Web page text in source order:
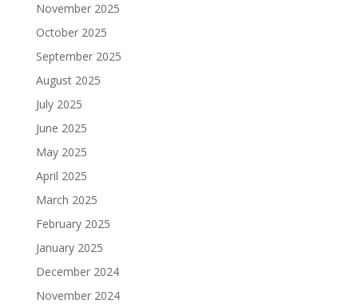
November 2025
October 2025
September 2025
August 2025
July 2025
June 2025
May 2025
April 2025
March 2025
February 2025
January 2025
December 2024
November 2024